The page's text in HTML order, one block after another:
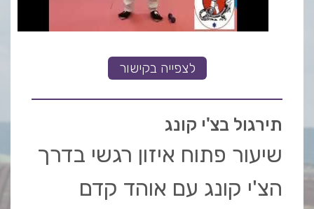
לצפייה בקישור
תירגול בצ'י קונג
שיעור פתוח איזון רגשי בדרך
הצ'י קונג עם אוהד קדם